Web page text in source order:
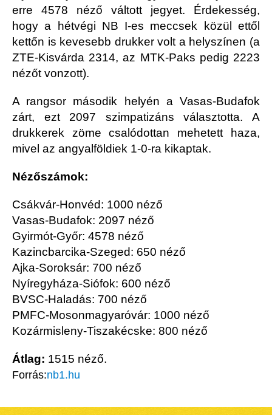
erre 4578 néző váltott jegyet. Érdekesség,
hogy a hétvégi NB I-es meccsek közül ettől
kettőn is kevesebb drukker volt a helyszínen (a
ZTE-Kisvárda 2314, az MTK-Paks pedig 2223
nézőt vonzott).
A rangsor második helyén a Vasas-Budafok
zárt, ezt 2097 szimpatizáns választotta. A
drukkerek zöme csalódottan mehetett haza,
mivel az angyalföldiek 1-0-ra kikaptak.
Nézőszámok:
Csákvár-Honvéd: 1000 néző
Vasas-Budafok: 2097 néző
Gyirmót-Győr: 4578 néző
Kazincbarcika-Szeged: 650 néző
Ajka-Soroksár: 700 néző
Nyíregyháza-Siófok: 600 néző
BVSC-Haladás: 700 néző
PMFC-Mosonmagyaróvár: 1000 néző
Kozármisleny-Tiszakécske: 800 néző
Átlag: 1515 néző.
Forrás:nb1.hu